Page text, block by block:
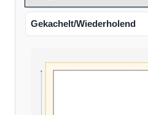
Gekachelt/Wiederholend